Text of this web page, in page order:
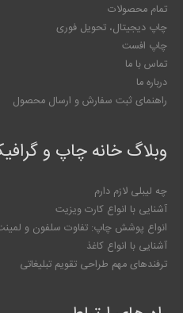
تمام محصولات
چاپ دیجیتال، تحویل فوری
چاپ افست
تماس با ما
درباره ما
راهنمای ثبت سفارش و ارسال محصول
وبلاگ خانه چاپ و
چه لیبلی لازم دارم
آشنایی با انواع کارت ویزیت
انواع پوشش چاپ: تفاوت سلفون و
آشنایی با انواع کاغذ
ترفندهای مهم طراحی تقویم تبلیغاتی